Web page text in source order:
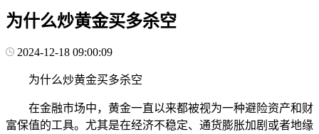
为什么炒黄金买多杀空
2024-12-18 09:00:09
为什么炒黄金买多杀空
在金融市场中，黄金一直以来都被视为一种避险资产和财
富保值的工具。尤其是在经济不稳定、通货膨胀加剧或者地缘